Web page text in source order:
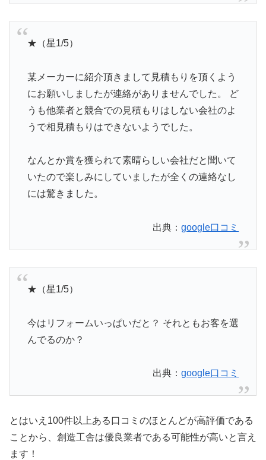
★（星1/5）
某メーカーに紹介頂きまして見積もりを頂くよう
にお願いしましたが連絡がありませんでした。 ど
うも他業者と競合での見積もりはしない会社のよ
うで相見積もりはできないようでした。
なんとか賞を獲られて素晴らしい会社だと聞いて
いたので楽しみにしていましたが全くの連絡なし
には驚きました。
出典：google口コミ
★（星1/5）
今はリフォームいっぱいだと？ それともお客を選
んでるのか？
出典：google口コミ
とはいえ100件以上ある口コミのほとんどが高評価である
ことから、創造工舎は優良業者である可能性が高いと言え
ます！